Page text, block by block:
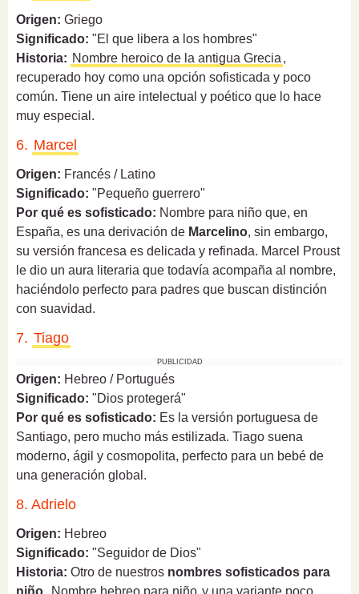
Origen: Griego
Significado: "El que libera a los hombres"
Historia: Nombre heroico de la antigua Grecia ,
recuperado hoy como una opción sofisticada y poco
común. Tiene un aire intelectual y poético que lo hace
muy especial.
6. Marcel
Origen: Francés / Latino
Significado: "Pequeño guerrero"
Por qué es sofisticado: Nombre para niño que, en
España, es una derivación de Marcelino, sin embargo,
su versión francesa es delicada y refinada. Marcel Proust
le dio un aura literaria que todavía acompaña al nombre,
haciéndolo perfecto para padres que buscan distinción
con suavidad.
7. Tiago
PUBLICIDAD
Origen: Hebreo / Portugués
Significado: "Dios protegerá"
Por qué es sofisticado: Es la versión portuguesa de
Santiago, pero mucho más estilizada. Tiago suena
moderno, ágil y cosmopolita, perfecto para un bebé de
una generación global.
8. Adrielo
Origen: Hebreo
Significado: "Seguidor de Dios"
Historia: Otro de nuestros nombres sofisticados para